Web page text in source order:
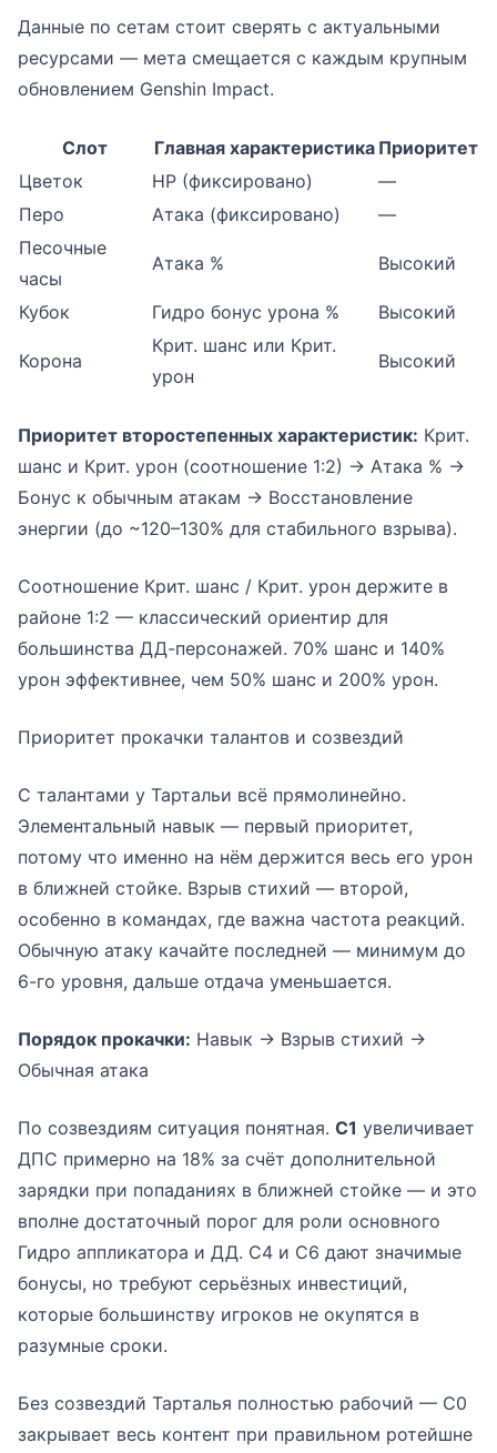
Данные по сетам стоит сверять с актуальными
ресурсами — мета смещается с каждым крупным
обновлением Genshin Impact.
Слот Главная характеристика Приоритет
Цветок
HP (фиксировано)
—
Перо
Атака (фиксировано)
—
Песочные
часы
Атака % Высокий
Кубок Гидро бонус урона % Высокий
Корона
Крит. шанс или Крит.
урон
Высокий
Приоритет второстепенных характеристик: Крит.
шанс и Крит. урон (соотношение 1:2) → Атака % →
Бонус к обычным атакам → Восстановление
энергии (до ~120–130% для стабильного взрыва).
Соотношение Крит. шанс / Крит. урон держите в
районе 1:2 — классический ориентир для
большинства ДД-персонажей. 70% шанс и 140%
урон эффективнее, чем 50% шанс и 200% урон.
Приоритет прокачки талантов и созвездий
С талантами у Тартальи всё прямолинейно.
Элементальный навык — первый приоритет,
потому что именно на нём держится весь его урон
в ближней стойке. Взрыв стихий — второй,
особенно в командах, где важна частота реакций.
Обычную атаку качайте последней — минимум до
6-го уровня, дальше отдача уменьшается.
Порядок прокачки: Навык → Взрыв стихий →
Обычная атака
По созвездиям ситуация понятная. С1 увеличивает
ДПС примерно на 18% за счёт дополнительной
зарядки при попаданиях в ближней стойке — и это
вполне достаточный порог для роли основного
Гидро аппликатора и ДД. C4 и C6 дают значимые
бонусы, но требуют серьёзных инвестиций,
которые большинству игроков не окупятся в
разумные сроки.
Без созвездий Тарталья полностью рабочий — С0
закрывает весь контент при правильном ротейшне